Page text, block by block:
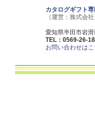
カタログギフト
（運営：株式会
愛知県半田市岩
TEL：0569-26-
お問い合わせはこ